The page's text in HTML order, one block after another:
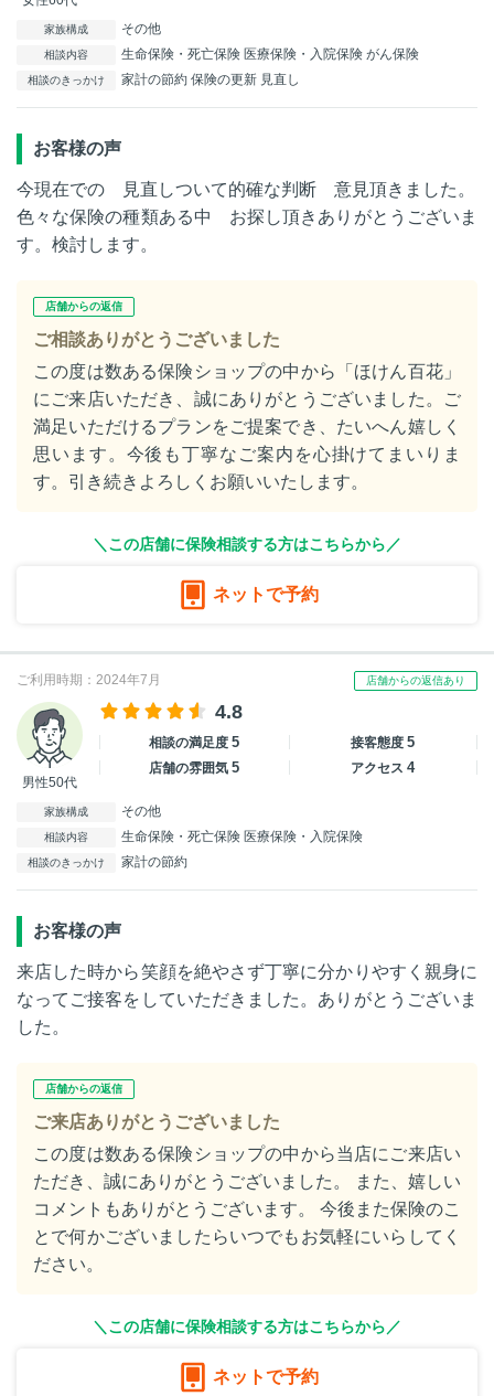
家族構成 その他
相談内容 生命保険・死亡保険 医療保険・入院保険 がん保険
相談のきっかけ 家計の節約 保険の更新 見直し
お客様の声
今現在での 見直しついて的確な判断 意見頂きました。
色々な保険の種類ある中 お探し頂きありがとうございま
す。検討します。
店舗からの返信
ご相談ありがとうございました
この度は数ある保険ショップの中から「ほけん百花」
にご来店いただき、誠にありがとうございました。ご
満足いただけるプランをご提案でき、たいへん嬉しく
思います。今後も丁寧なご案内を心掛けてまいりま
す。引き続きよろしくお願いいたします。
＼この店舗に保険相談する方はこちらから／
ネットで予約
ご利用時期：2024年7月 店舗からの返信あり
男性50代
4.8
相談の満足度5 接客態度5
店舗の雰囲気5 アクセス4
家族構成 その他
相談内容 生命保険・死亡保険 医療保険・入院保険
相談のきっかけ 家計の節約
お客様の声
来店した時から笑顔を絶やさず丁寧に分かりやすく親身に
なってご接客をしていただきました。ありがとうございま
した。
店舗からの返信
ご来店ありがとうございました
この度は数ある保険ショップの中から当店にご来店い
ただき、誠にありがとうございました。 また、嬉しい
コメントもありがとうございます。 今後また保険のこ
とで何かございましたらいつでもお気軽にいらしてく
ださい。
＼この店舗に保険相談する方はこちらから／
ネットで予約